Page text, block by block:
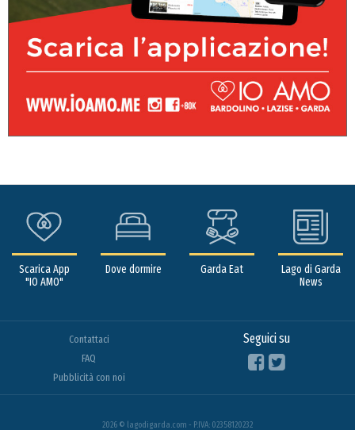
Scarica App
"IO AMO"
Dove dormire Garda Eat
Lago di Garda
News
Contattaci
FAQ
Pubblicità con noi
Seguici su
2026 © lagodigarda.com - P.IVA: 02358120232